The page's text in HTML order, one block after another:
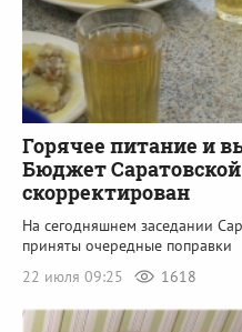
Горячее питание и
Бюджет
скорректирован
На сегодняшнем заседании
приняты очередные поправки
22 июля 09:25
1618